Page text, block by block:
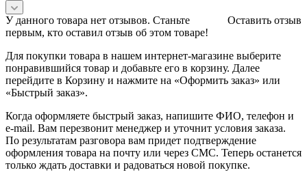
Оставить отзыв
У данного товара нет отзывов. Станьте
первым, кто оставил отзыв об этом товаре!
Для покупки товара в нашем интернет-магазине выберите
понравившийся товар и добавьте его в корзину. Далее
перейдите в Корзину и нажмите на «Оформить заказ» или
«Быстрый заказ».
Когда оформляете быстрый заказ, напишите ФИО, телефон и
e-mail. Вам перезвонит менеджер и уточнит условия заказа.
По результатам разговора вам придет подтверждение
оформления товара на почту или через СМС. Теперь останется
только ждать доставки и радоваться новой покупке.